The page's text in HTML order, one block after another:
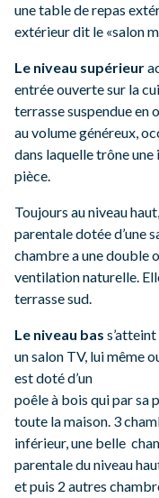
une table de repas
extérieur dit le «salon
Le niveau supérieur
entrée ouverte sur la
terrasse suspendue en
au volume généreux,
dans laquelle trône
pièce.
Toujours au niveau
parentale dotée d’une
chambre a une double
ventilation naturelle.
terrasse sud.
Le niveau bas
un salon TV, lui même
est doté d’un
poêle à bois qui par sa
toute la maison. 3
inférieur, une belle
parentale du niveau
et puis 2 autres